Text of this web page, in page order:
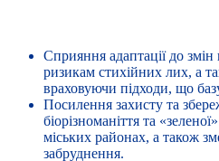
Сприяння адаптації до змін
ризикам стихійних лих, а
враховуючи підходи, що
Посилення захисту та
біорізноманіття та
міських районах, а також
забруднення.